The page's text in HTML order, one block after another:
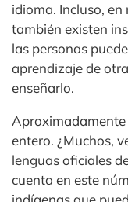
idioma. Incluso,
también existen
las personas
aprendizaje de
enseñarlo.
Aproximadamente
entero. ¿Muchos,
lenguas oficiales
cuenta en este